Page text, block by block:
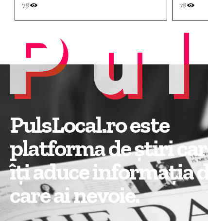
78
78
PulsLocal.ro este
platforma de știri
îți aduce informația
care ai nevoie.